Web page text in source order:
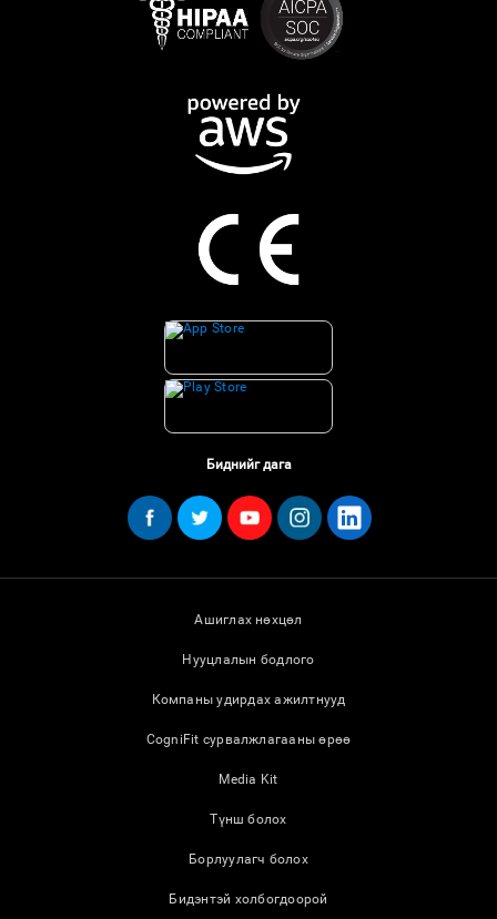
Биднийг дага
Ашиглах нөхцөл
Нууцлалын бодлого
Компаны удирдах ажилтнууд
CogniFit сурвалжлагааны өрөө
Media Kit
Түнш болох
Борлуулагч болох
Бидэнтэй холбогдоорой